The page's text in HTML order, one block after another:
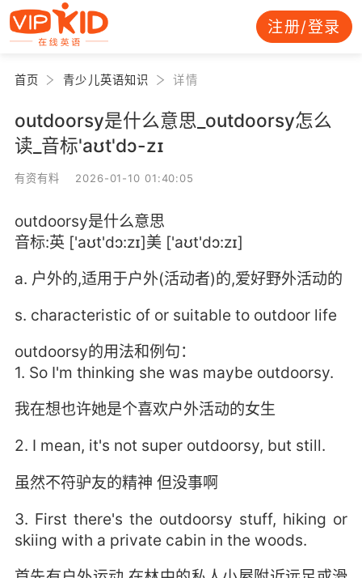
注册/登录
首页 青少儿英语知识 详情
outdoorsy是什么意思_outdoorsy怎么
读_音标'aʊt'dɔ-zɪ
有资有料 2026-01-10 01:40:05
outdoorsy是什么意思
音标:英 ['aʊt'dɔ:zɪ]美 ['aʊt'dɔ:zɪ]
a. 户外的,适用于户外(活动者)的,爱好野外活动的
s. characteristic of or suitable to outdoor life
outdoorsy的用法和例句：
1. So I'm thinking she was maybe outdoorsy.
我在想也许她是个喜欢户外活动的女生
2. I mean, it's not super outdoorsy, but still.
虽然不符驴友的精神 但没事啊
3. First there's the outdoorsy stuff, hiking or
skiing with a private cabin in the woods.